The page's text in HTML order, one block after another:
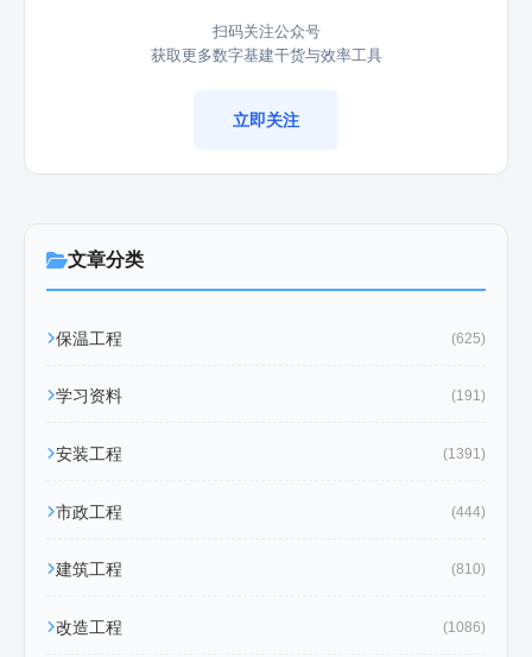
扫码关注公众号
获取更多数字基建干货与效率工具
立即关注
文章分类
保温工程 (625)
学习资料 (191)
安装工程 (1391)
市政工程 (444)
建筑工程 (810)
改造工程 (1086)